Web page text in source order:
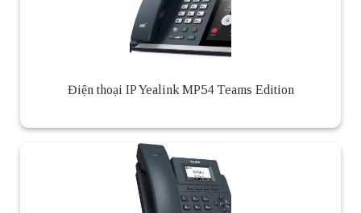
Điện thoại IP Yealink MP54 Teams Edition